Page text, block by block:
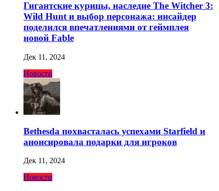
Гигантские курицы, наследие The Witcher 3:
Wild Hunt и выбор персонажа: инсайдер
поделился впечатлениями от геймплея
новой Fable
Дек 11, 2024
Новости
Bethesda похвасталась успехами Starfield и
анонсировала подарки для игроков
Дек 11, 2024
Новости